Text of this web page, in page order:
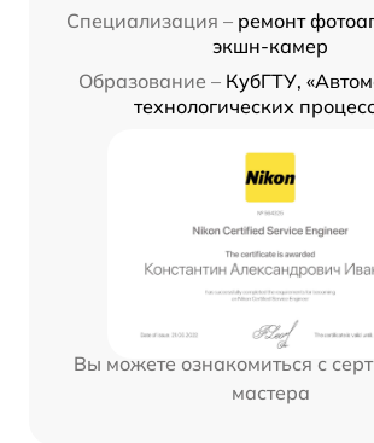
Специализация – ремонт
экшн-камер
Образование – КубГТУ,
технологических
Вы можете ознакомиться с
мастера